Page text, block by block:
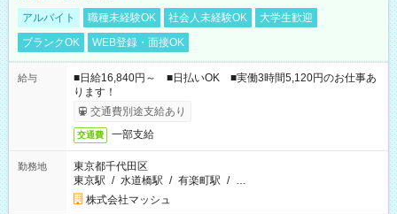
アルバイト 職種未経験OK 社会人未経験OK
大学生歓迎
ブランクOK
WEB登録・面接OK
給与
■日給16,840円～ ■日払いOK ■実働3時間5,120円のお仕事あ
ります！
交通費別途支給あり
交通費 一部支給
勤務地
東京都千代田区
東京駅 / 水道橋駅 / 有楽町駅 / …
株式会社マッシュ